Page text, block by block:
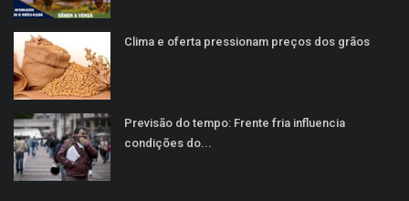
Clima e oferta pressionam preços dos grãos
Previsão do tempo: Frente fria influencia
condições do...